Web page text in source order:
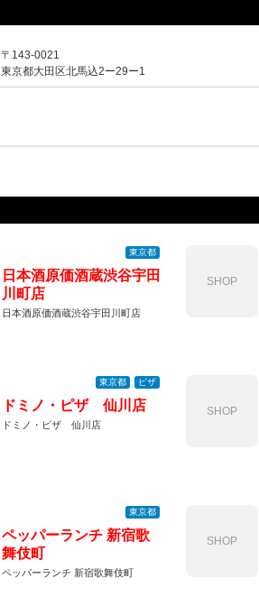
〒143-0021
東京都大田区北馬込2ー29ー1
東京都
日本酒原価酒蔵渋谷宇田
川町店
日本酒原価酒蔵渋谷宇田川町店
SHOP
東京都 ピザ
ドミノ・ピザ 仙川店
ドミノ・ピザ 仙川店
SHOP
東京都
ペッパーランチ 新宿歌
舞伎町
ペッパーランチ 新宿歌舞伎町
SHOP